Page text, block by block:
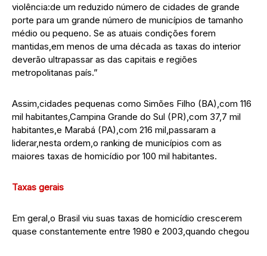
violência:de um reduzido número de cidades de grande
porte para um grande número de municípios de tamanho
médio ou pequeno. Se as atuais condições forem
mantidas,em menos de uma década as taxas do interior
deverão ultrapassar as das capitais e regiões
metropolitanas país.”
Assim,cidades pequenas como Simões Filho (BA),com 116
mil habitantes,Campina Grande do Sul (PR),com 37,7 mil
habitantes,e Marabá (PA),com 216 mil,passaram a
liderar,nesta ordem,o ranking de municípios com as
maiores taxas de homicídio por 100 mil habitantes.
Taxas gerais
Em geral,o Brasil viu suas taxas de homicídio crescerem
quase constantemente entre 1980 e 2003,quando chegou